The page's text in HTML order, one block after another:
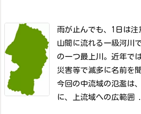
雨が止んでも、1日は注
山間に流れる一級河川
の一つ最上川。近年で
災害等で滅多に名前を
今回の中流域の氾濫は
に、上流域への広範囲